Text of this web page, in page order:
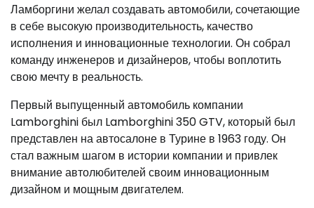
Ламборгини желал создавать автомобили, сочетающие
в себе высокую производительность, качество
исполнения и инновационные технологии. Он собрал
команду инженеров и дизайнеров, чтобы воплотить
свою мечту в реальность.
Первый выпущенный автомобиль компании
Lamborghini был Lamborghini 350 GTV, который был
представлен на автосалоне в Турине в 1963 году. Он
стал важным шагом в истории компании и привлек
внимание автолюбителей своим инновационным
дизайном и мощным двигателем.